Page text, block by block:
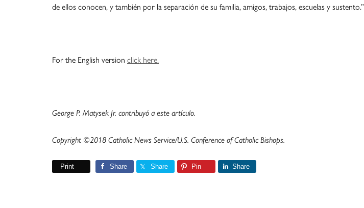
de ellos conocen, y también por la separación de su familia, amigos, trabajos, escuelas y sustento.”
For the English version click here.
George P. Matysek Jr. contribuyó a este artículo.
Copyright ©2018 Catholic News Service/U.S. Conference of Catholic Bishops.
Print Share Share Pin Share